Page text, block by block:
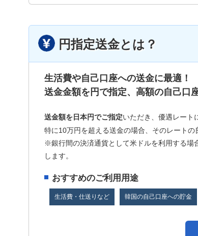
円指定送金とは？
生活費や自己口座への送金に最適！
送金金額を円で指定、高額の自己口
送金額を日本円でご指定いただき、優遇レート
特に10万円を超える送金の場合、そのレートの
※銀行間の決済通貨として米ドルを利用する場
します。
おすすめのご利用用途
生活費・仕送りなど 韓国の自己口座への貯金